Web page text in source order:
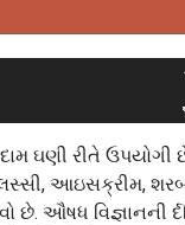
ઘણી રીતે
લસ્સી, આઇસક્રીમ,
છે. ઔષધ વિજ્ઞાનની